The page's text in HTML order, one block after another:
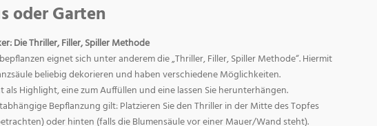
oder Garten
Die Thriller, Filler, Spiller Methode
eignet sich unter anderem die „Thriller, Filler, Spiller Methode“. Hiermit
beliebig dekorieren und haben verschiedene Möglichkeiten.
als Highlight, eine zum Auffüllen und eine lassen Sie herunterhängen.
Bepflanzung gilt: Platzieren Sie den Thriller in der Mitte des Topfes
oder hinten (falls die Blumensäule vor einer Mauer/Wand steht).